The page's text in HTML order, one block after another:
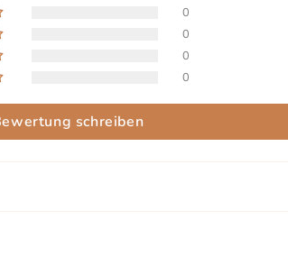
0
0
0
0
schreiben